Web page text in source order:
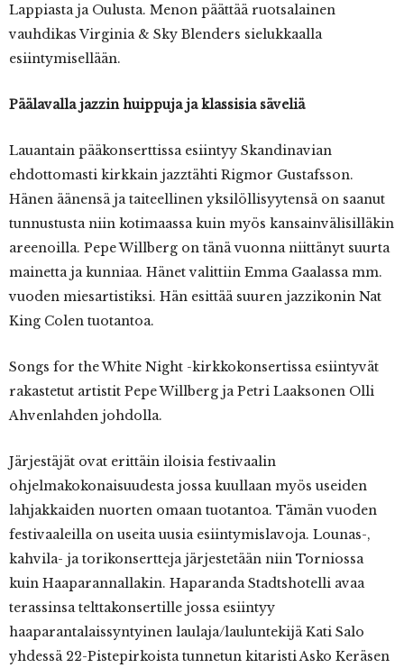
Lappiasta ja Oulusta. Menon päättää ruotsalainen
vauhdikas Virginia & Sky Blenders sielukkaalla
esiintymisellään.
Päälavalla jazzin huippuja ja klassisia säveliä
Lauantain pääkonserttissa esiintyy Skandinavian
ehdottomasti kirkkain jazztähti Rigmor Gustafsson.
Hänen äänensä ja taiteellinen yksilöllisyytensä on saanut
tunnustusta niin kotimaassa kuin myös kansainvälisilläkin
areenoilla. Pepe Willberg on tänä vuonna niittänyt suurta
mainetta ja kunniaa. Hänet valittiin Emma Gaalassa mm.
vuoden miesartistiksi. Hän esittää suuren jazzikonin Nat
King Colen tuotantoa.
Songs for the White Night -kirkkokonsertissa esiintyvät
rakastetut artistit Pepe Willberg ja Petri Laaksonen Olli
Ahvenlahden johdolla.
Järjestäjät ovat erittäin iloisia festivaalin
ohjelmakokonaisuudesta jossa kuullaan myös useiden
lahjakkaiden nuorten omaan tuotantoa. Tämän vuoden
festivaaleilla on useita uusia esiintymislavoja. Lounas-,
kahvila- ja torikonsertteja järjestetään niin Torniossa
kuin Haaparannallakin. Haparanda Stadtshotelli avaa
terassinsa telttakonsertille jossa esiintyy
haaparantalaissyntyinen laulaja/lauluntekijä Kati Salo
yhdessä 22-Pistepirkoista tunnetun kitaristi Asko Keräsen